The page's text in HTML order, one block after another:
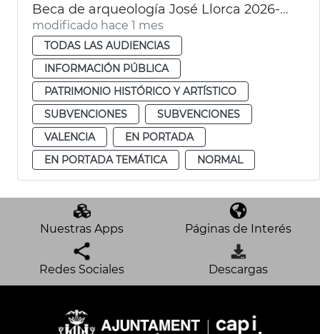
Beca de arqueología José Llorca 2026-2027
modificado hace 1 mes
TODAS LAS AUDIENCIAS
INFORMACIÓN PÚBLICA
PATRIMONIO HISTÓRICO Y ARTÍSTICO
SUBVENCIONES
SUBVENCIONES
VALENCIA
EN PORTADA
EN PORTADA TEMÁTICA
NORMAL
Nuestras Apps Páginas de Interés
Redes Sociales Descargas